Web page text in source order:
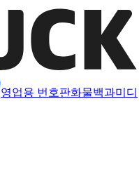
영업용 번호판화물백과미디